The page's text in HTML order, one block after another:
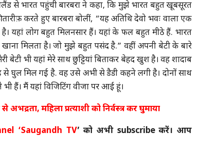
से भारत पहुंची बारबरा ने कहा, कि मुझे भारत बहुत खूबसूरत
तारीफ़ करते हुए बारबरा बोलीं, “यह अतिथि देवो भवः वाला एक
यहां लोग बहुत मिलनसार हैं। यहां के फल बहुत मीठे हैं. भारत
खाना मिलता है। जो मुझे बहुत पसंद है.” वहीं अपनी बेटी के बारे
बेटी भी यहां मेरे साथ छुट्टियां बिताकर बेहद खुश है। वह शादाब
से घुल मिल गई है. वह उसे अभी से डैडी कहने लगी है। दोनों साथ
हैं। मैं यहां विजिटिंग वीजा पर आई हूं।
महिला प्रत्याशी को निर्वस्त्र कर घुमाया
‘Saugandh TV’ को अभी subscribe करें। आप